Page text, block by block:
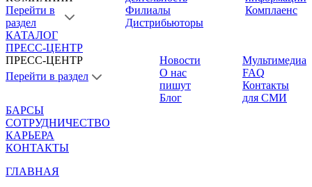
Перейти в
раздел
Филиалы
Дистрибьюторы
Комплаенс
КАТАЛОГ
ПРЕСС-ЦЕНТР
ПРЕСС-ЦЕНТР
Перейти в раздел
Новости
О нас
пишут
Блог
Мультимедиа
FAQ
Контакты
для СМИ
БАРСЫ
СОТРУДНИЧЕСТВО
КАРЬЕРА
КОНТАКТЫ
ГЛАВНАЯ